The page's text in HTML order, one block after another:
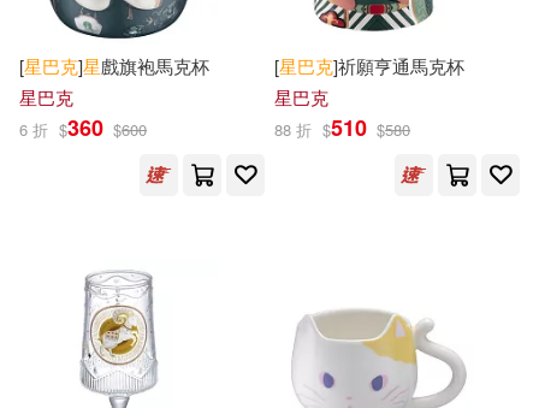
[星巴克]星戲旗袍馬克杯
星巴克
6 折 $360 $600
[星巴克]祈願亨通馬克杯
星巴克
88 折 $510 $580